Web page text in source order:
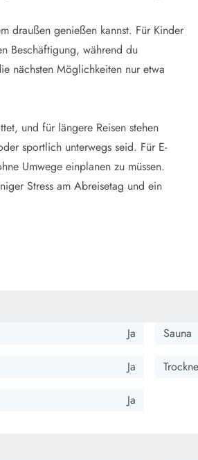
draußen genießen kannst. Für Kinder
Beschäftigung, während du
nächsten Möglichkeiten nur etwa
und für längere Reisen stehen
sportlich unterwegs seid. Für E-
Umwege einplanen zu müssen.
Stress am Abreisetag und ein
Ja Sauna
Ja
Ja